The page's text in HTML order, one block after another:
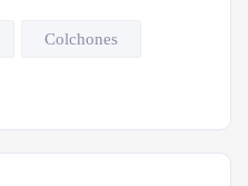
Colchones